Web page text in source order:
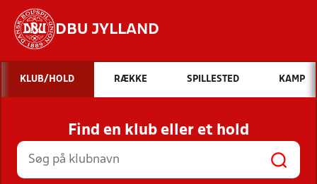
DBU JYLLAND
Hvad vil du søge efter?
INDHOLD OG NYHEDER
STILLINGER, RESULTATER, KLUBBER OG
HOLD
KLUB/HOLD RÆKKE SPILLESTED KAMP
Find en klub eller et hold